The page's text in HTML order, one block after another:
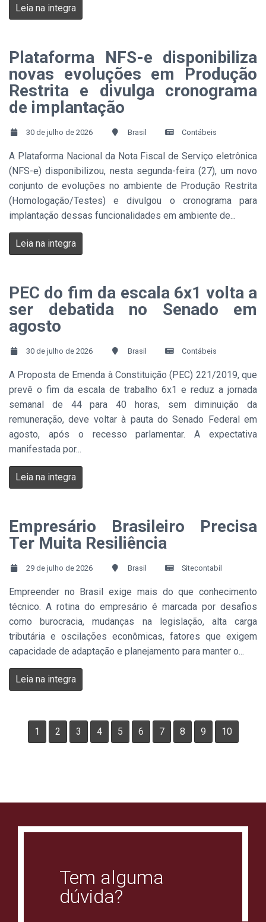
Leia na integra
Plataforma NFS-e disponibiliza
novas evoluções em Produção
Restrita e divulga cronograma
de implantação
30 de julho de 2026 Brasil Contábeis
A Plataforma Nacional da Nota Fiscal de Serviço eletrônica
(NFS-e) disponibilizou, nesta segunda-feira (27), um novo
conjunto de evoluções no ambiente de Produção Restrita
(Homologação/Testes) e divulgou o cronograma para
implantação dessas funcionalidades em ambiente de...
Leia na integra
PEC do fim da escala 6x1 volta a
ser debatida no Senado em
agosto
30 de julho de 2026 Brasil Contábeis
A Proposta de Emenda à Constituição (PEC) 221/2019, que
prevê o fim da escala de trabalho 6x1 e reduz a jornada
semanal de 44 para 40 horas, sem diminuição da
remuneração, deve voltar à pauta do Senado Federal em
agosto, após o recesso parlamentar. A expectativa
manifestada por...
Leia na integra
Empresário Brasileiro Precisa
Ter Muita Resiliência
29 de julho de 2026 Brasil Sitecontabil
Empreender no Brasil exige mais do que conhecimento
técnico. A rotina do empresário é marcada por desafios
como burocracia, mudanças na legislação, alta carga
tributária e oscilações econômicas, fatores que exigem
capacidade de adaptação e planejamento para manter o...
Leia na integra
1 2 3 4 5 6 7 8 9 10
Tem alguma
dúvida?